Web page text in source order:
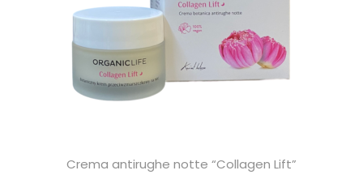
Crema antirughe notte “Collagen Lift”